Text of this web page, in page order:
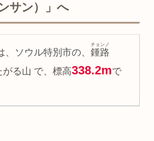
サン）」へ
、ソウル特別市の、 鍾路
チョンノ
がる山 で、標高338.2mで